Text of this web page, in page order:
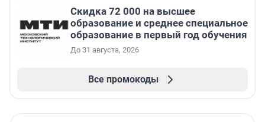
Скидка 72 000 на высшее
образование и среднее специальное
образование в первый год обучения
До 31 августа, 2026
Все промокоды